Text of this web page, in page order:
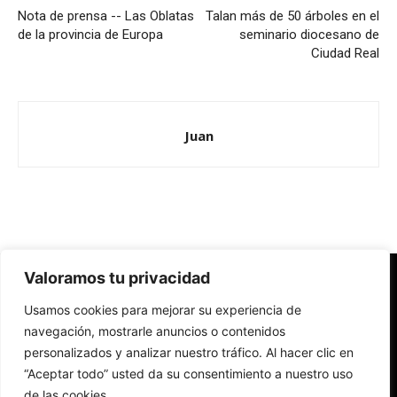
Valoramos tu privacidad
Usamos cookies para mejorar su experiencia de
navegación, mostrarle anuncios o contenidos
personalizados y analizar nuestro tráfico. Al hacer clic en
“Aceptar todo” usted da su consentimiento a nuestro uso
Nota de prensa -- Las Oblatas
de la provincia de Europa
Talan más de 50 árboles en el
seminario diocesano de
Ciudad Real
Juan
Redes Cristianas
Una mirada alternativa sobre la Iglesia católica y la sociedad
- Colectivos de Redes Cristianas